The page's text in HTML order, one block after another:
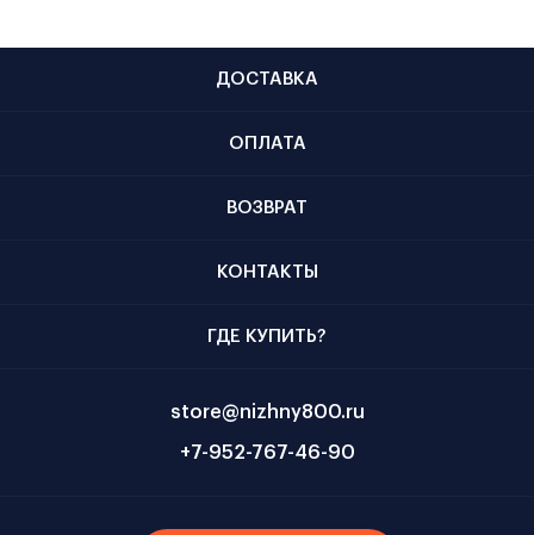
ДОСТАВКА
ОПЛАТА
ВОЗВРАТ
КОНТАКТЫ
ГДЕ КУПИТЬ?
store@nizhny800.ru
+7-952-767-46-90